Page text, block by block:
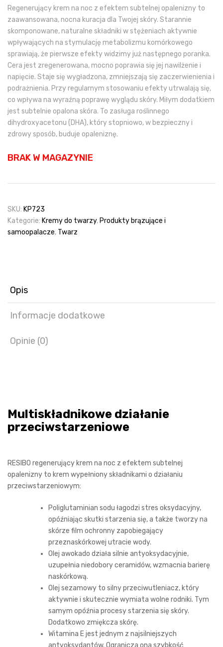
Regenerujący krem na noc z efektem subtelnej opalenizny to
zaawansowana, nocna kuracja dla Twojej skóry. Starannie
skomponowane, naturalne składniki w stężeniach aktywnie
wpływających na stymulację metabolizmu komórkowego
sprawiają, że pierwsze efekty widzimy już następnego poranka.
Cera jest zregenerowana, mocno poprawia się jej nawilżenie i
napięcie. Staje się wygładzona, zmniejszają się zaczerwienienia i
podrażnienia. Przy regularnym stosowaniu efekty utrwalają się,
co wpływa na wyraźną poprawę wyglądu skóry. Miłym dodatkiem
jest subtelnie opalona skóra. To zasługa roślinnego
dihydroxyacetonu (DHA), który stopniowo, w bezpieczny i
zdrowy sposób, buduje opaleniznę.
BRAK W MAGAZYNIE
SKU: KP723
Kategorie: Kremy do twarzy, Produkty brązujące i
samoopalacze, Twarz
Opis
Informacje dodatkowe
Opinie (0)
Multiskładnikowe działanie
przeciwstarzeniowe
RESIBO regenerujący krem na noc z efektem subtelnej
opalenizny to krem wypełniony składnikami o działaniu
przeciwstarzeniowym:
Poliglutaminian sodu łagodzi stres oksydacyjny,
opóźniając skutki starzenia się, a także tworzy na
skórze film ochronny zapobiegający
przeznaskórkowej utracie wody.
Olej awokado działa silnie antyoksydacyjnie,
uzupełnia niedobory ceramidów, wzmacnia barierę
naskórkową.
Olej sezamowy to silny przeciwutleniacz, który
aktywnie i skutecznie wymiata wolne rodniki. Tym
samym opóźnia procesy starzenia się skóry.
Dodatkowo zmiękcza skórę.
Witamina E jest jednym z najsilniejszych
antyoksydantów. Ogranicza ona szybkość